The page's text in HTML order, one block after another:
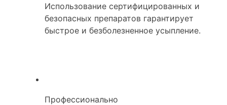
Использование сертифицированных и
безопасных препаратов гарантирует
быстрое и безболезненное усыпление.
Профессионально